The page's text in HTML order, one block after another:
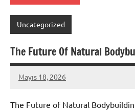
Uncategorized
The Future Of Natural
Mayıs 18, 2026
admin
Yorum
The Future of Natural